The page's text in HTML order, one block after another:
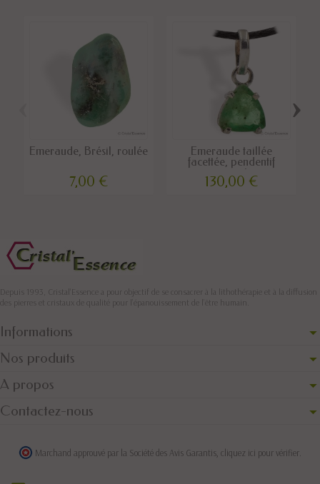
Émeraude, Brésil, roulée
7,00 €
Emeraude taillée
facettée, pendentif
argent
130,00 €
›
Depuis 1993, Cristal'Essence a pour objectif de se consacrer à la lithothérapie et à la diffusion
des pierres et cristaux de qualité pour l’épanouissement de l’être humain.
Informations
Nos produits
A propos
Contactez-nous
Marchand approuvé par la Société des Avis Garantis, cliquez ici pour vérifier